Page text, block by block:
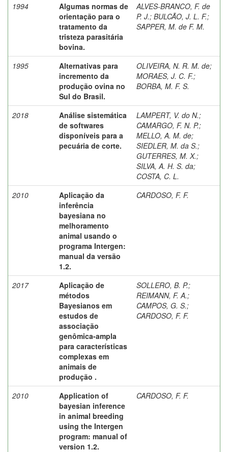
1994
Algumas normas de
orientação para o
tratamento da
tristeza parasitária
bovina.
ALVES-BRANCO, F. de
P. J.; BULCÃO, J. L. F.;
SAPPER, M. de F. M.
1995
Alternativas para
incremento da
produção ovina no
Sul do Brasil.
OLIVEIRA, N. R. M. de;
MORAES, J. C. F.;
BORBA, M. F. S.
2018
Análise sistemática
de softwares
disponíveis para a
pecuária de corte.
LAMPERT, V. do N.;
CAMARGO, F. N. P.;
MELLO, A. M. de;
SIEDLER, M. da S.;
GUTERRES, M. X.;
SILVA, A. H. S. da;
COSTA, C. L.
2010
Aplicação da
inferência
bayesiana no
melhoramento
animal usando o
programa Intergen:
manual da versão
1.2.
CARDOSO, F. F.
2017
Aplicação de
métodos
Bayesianos em
estudos de
associação
genômica-ampla
para características
complexas em
animais de
produção .
SOLLERO, B. P.;
REIMANN, F. A.;
CAMPOS, G. S.;
CARDOSO, F. F.
2010
Application of
bayesian inference
in animal breeding
using the Intergen
program: manual of
version 1.2.
CARDOSO, F. F.